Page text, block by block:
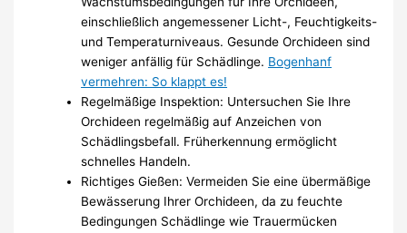
einschließlich angemessener Licht-, Feuchtigkeits-
und Temperaturniveaus. Gesunde Orchideen sind
weniger anfällig für Schädlinge. Bogenhanf
vermehren: So klappt es!
Regelmäßige Inspektion: Untersuchen Sie Ihre
Orchideen regelmäßig auf Anzeichen von
Schädlingsbefall. Früherkennung ermöglicht
schnelles Handeln.
Richtiges Gießen: Vermeiden Sie eine übermäßige
Bewässerung Ihrer Orchideen, da zu feuchte
Bedingungen Schädlinge wie Trauermücken